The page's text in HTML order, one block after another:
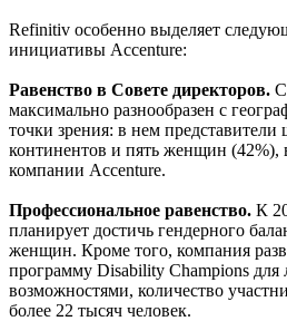
Refinitiv особенно выделяет
инициативы Accenture:
Равенство в Совете директоров.
максимально разнообразен с
точки зрения: в нем представители
континентов и пять женщин (42%),
компании Accenture.
Профессиональное равенство. К
планирует достичь гендерного
женщин. Кроме того, компания
программу Disability Champions
возможностями, количество
более 22 тысяч человек.